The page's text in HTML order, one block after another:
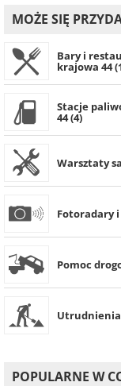
MOŻE SIĘ
Bary i
krajowa 44
Stacje
44 (4)
Warsztaty
Fotoradary
Pomoc
Utrudnienia
POPULARNE W